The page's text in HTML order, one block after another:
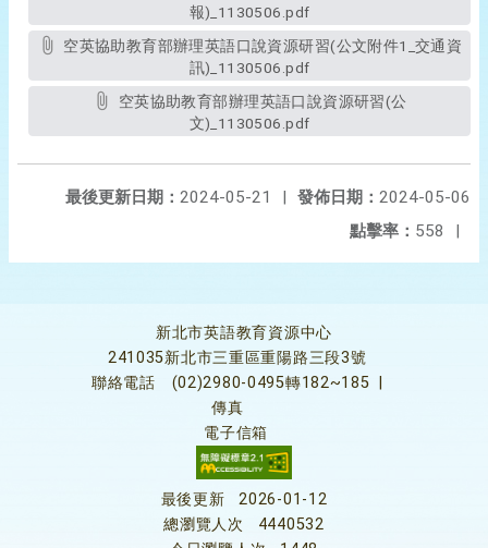
報)_1130506.pdf
訊)_1130506.pdf
文)_1130506.pdf
發佈日期： 2024-05-06
最後更新日期： 2024-05-21
|
點擊率： 558 |
新北市英語教育資源中心
241035新北市三重區重陽路三段3號
聯絡電話
(02)2980-0495轉182~185
傳真
電子信箱
最後更新
2026-01-12
總瀏覽人次
4440532